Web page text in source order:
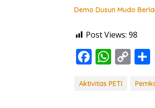
Demo Dusun Mudo
Post Views: 98
F
e
W
at
C
p
Aktivitas PETI